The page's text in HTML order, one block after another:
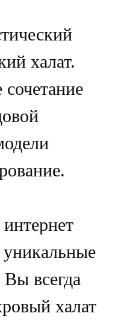
халат.
уникальные
всегда
халат